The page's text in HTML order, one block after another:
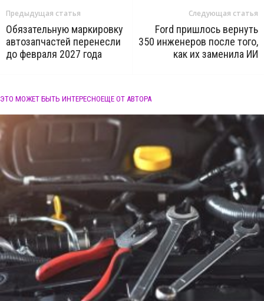
Предыдущая статья
Обязательную маркировку
автозапчастей перенесли
до февраля 2027 года
Следующая статья
Ford пришлось вернуть
350 инженеров после того,
как их заменила ИИ
ЭТО МОЖЕТ БЫТЬ ИНТЕРЕСНОЕЩЕ ОТ АВТОРА